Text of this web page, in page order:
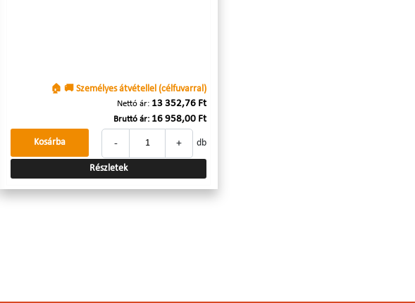
🏠 🚚 Személyes átvétellel (célfuvarral)
Nettó ár: 13 352,76 Ft
Bruttó ár: 16 958,00 Ft
- + db
Kosárba
Részletek